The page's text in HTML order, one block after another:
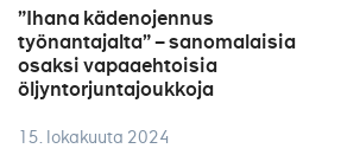
”Ihana kädenojennus
työnantajalta” – sanomalaisia
osaksi vapaaehtoisia
öljyntorjuntajoukkoja
15. lokakuuta 2024